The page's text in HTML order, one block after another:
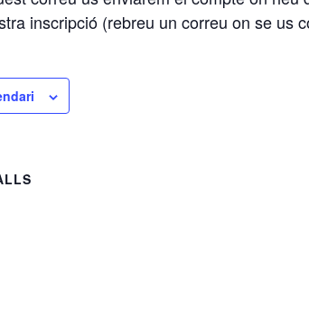
inscripció (rebreu un correu on se us